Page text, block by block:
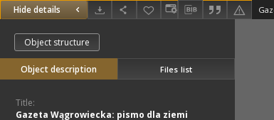
Hide details
Object structure
Object description Files list
Title:
Gazeta Wągrowiecka: pismo dla ziemi